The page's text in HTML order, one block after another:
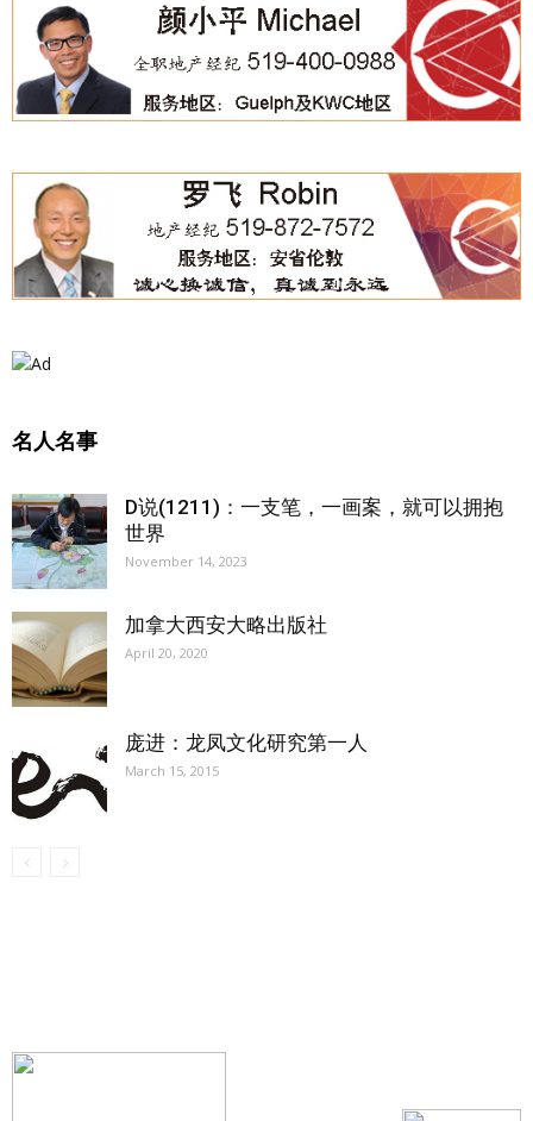
名人名事
D说(1211)：一支笔，一画案，就可以拥抱
世界
November 14, 2023
加拿大西安大略出版社
April 20, 2020
庞进：龙凤文化研究第一人
March 15, 2015